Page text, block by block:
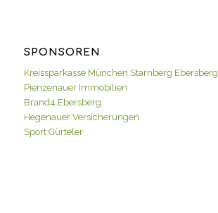
SPONSOREN
Kreissparkasse München Starnberg Ebersberg
Pienzenauer Immobilien
Brand4 Ebersberg
Hegenauer Versicherungen
Sport Gürteler